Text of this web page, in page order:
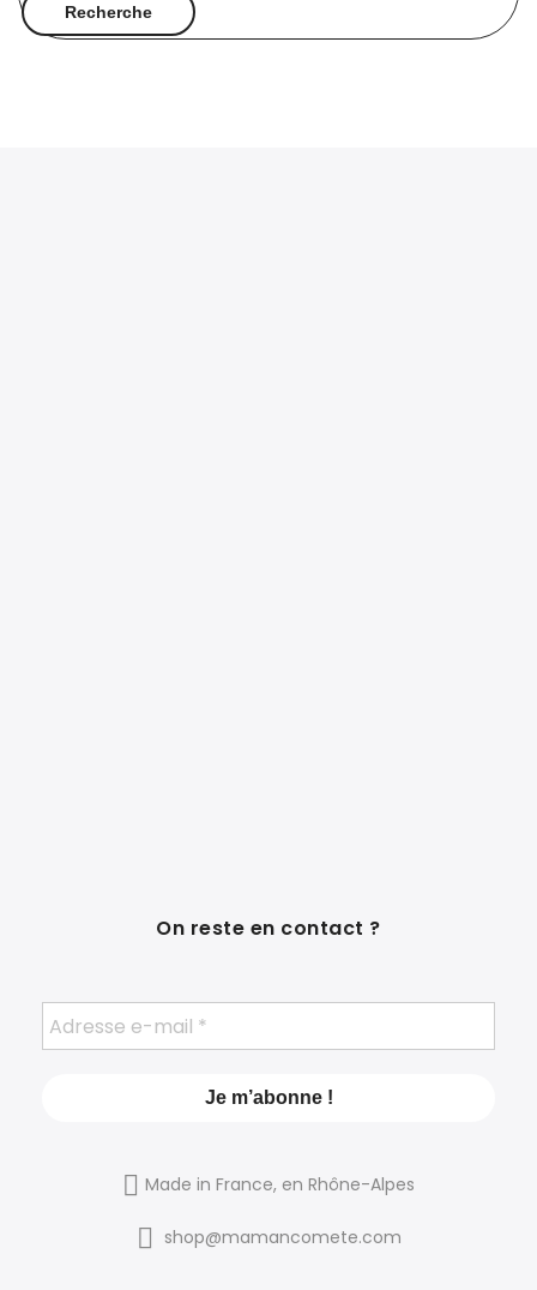
Recherche
On reste en contact ?
Made in France, en Rhône-Alpes
shop@mamancomete.com